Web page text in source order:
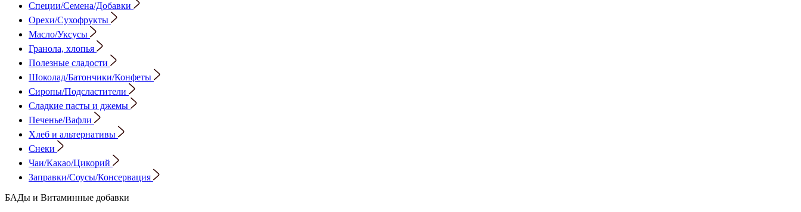
Специи/Семена/Добавки
Орехи/Сухофрукты
Масло/Уксусы
Гранола, хлопья
Полезные сладости
Шоколад/Батончики/Конфеты
Сиропы/Подсластители
Сладкие пасты и джемы
Печенье/Вафли
Хлеб и альтернативы
Снеки
Чаи/Какао/Цикорий
Заправки/Соусы/Консервация
БАДы и Витаминные добавки